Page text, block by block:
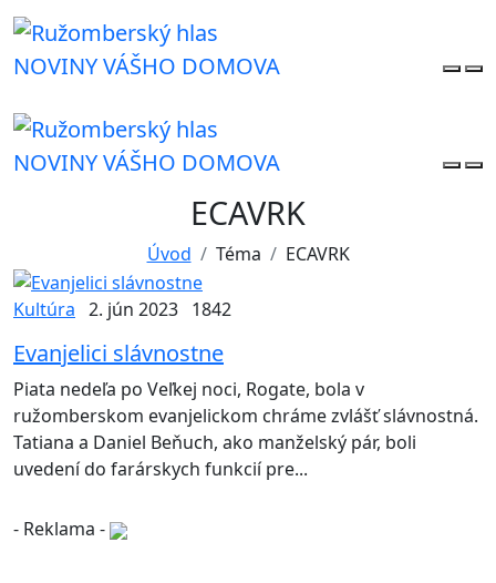
NOVINY VÁŠHO DOMOVA
NOVINY VÁŠHO DOMOVA
ECAVRK
Úvod Téma ECAVRK
Kultúra 2. jún 2023 1842
Evanjelici slávnostne
Piata nedeľa po Veľkej noci, Rogate, bola v
ružomberskom evanjelickom chráme zvlášť slávnostná.
Tatiana a Daniel Beňuch, ako manželský pár, boli
uvedení do farárskych funkcií pre...
- Reklama -